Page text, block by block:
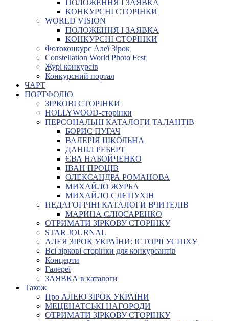
ПОЛОЖЕННЯ І ЗАЯВКА
КОНКУРСНІ СТОРІНКИ
WORLD VISION
ПОЛОЖЕННЯ І ЗАЯВКА
КОНКУРСНІ СТОРІНКИ
Фотоконкурс Алеї Зірок
Constellation World Photo Fest
Журі конкурсів
Конкурсний портал
ЧАРТ
ПОРТФОЛІО
ЗІРКОВІ СТОРІНКИ
HOLLYWOOD-сторінки
ПЕРСОНАЛЬНІ КАТАЛОГИ ТАЛАНТІВ
БОРИС ПУГАЧ
ВАЛЕРІЯ ШКОЛЬНА
ДАНІІЛ РЕБЕРТ
ЄВА НАБОЙЧЕНКО
ІВАН ПРОЦІВ
ОЛЕКСАНДРА РОМАНОВА
МИХАЙЛО ЖУРБА
МИХАЙЛО СЛЄПУХІН
ПЕДАГОГІЧНІ КАТАЛОГИ ВЧИТЕЛІВ
МАРИНА СЛЮСАРЕНКО
ОТРИМАТИ ЗІРКОВУ СТОРІНКУ
STAR JOURNAL
АЛЕЯ ЗІРОК УКРАЇНИ: ІСТОРІЇ УСПІХУ
Всі зіркові сторінки для конкурсантів
Концерти
Галереї
ЗАЯВКА в каталоги
Також
Про АЛЕЮ ЗІРОК УКРАЇНИ
МЕЦЕНАТСЬКІ НАГОРОДИ
ОТРИМАТИ ЗІРКОВУ СТОРІНКУ